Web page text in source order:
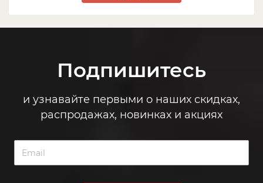
Подпишитесь
и узнавайте первыми о наших скидках,
распродажах, новинках и акциях